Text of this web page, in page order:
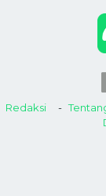
Redaksi